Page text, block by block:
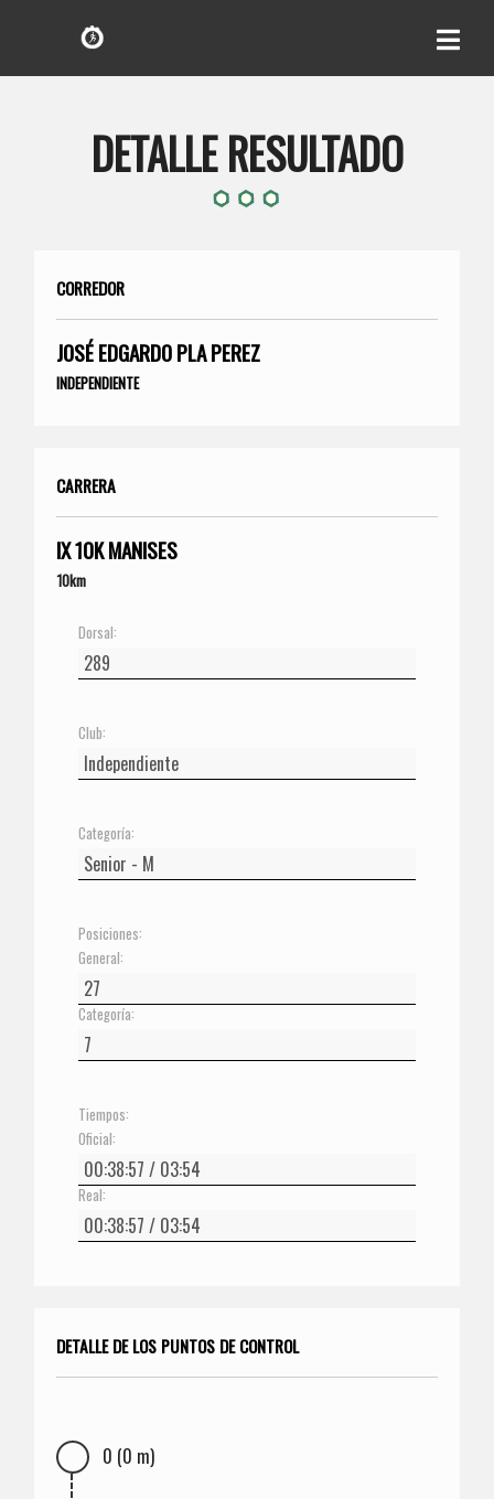
DETALLE RESULTADO
CORREDOR
JOSÉ EDGARDO PLA PEREZ
INDEPENDIENTE
CARRERA
IX 10K MANISES
10km
Dorsal:
Club:
Categoría:
Posiciones:
General:
Categoría:
Tiempos:
Oficial:
Real:
DETALLE DE LOS PUNTOS DE CONTROL
0 (0 m)